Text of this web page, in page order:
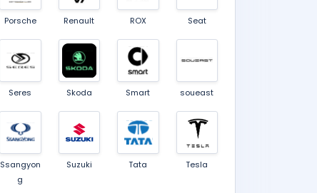
Porsche Renault ROX Seat
Seres Skoda Smart soueast
Ssangyon
g
Suzuki Tata Tesla